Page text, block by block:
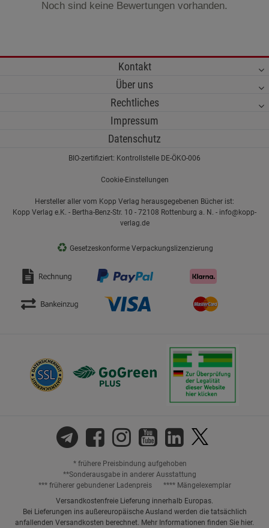
Noch sind keine Bewertungen vorhanden.
Kontakt
Über uns
Rechtliches
Impressum
Datenschutz
BIO-zertifiziert: Kontrollstelle DE-ÖKO-006
Cookie-Einstellungen
Hersteller aller vom Kopp Verlag herausgegebenen Bücher ist:
Kopp Verlag e.K. - Bertha-Benz-Str. 10 - 72108 Rottenburg a. N. - info@kopp-
verlag.de
♻ Gesetzeskonforme Verpackungslizenzierung
* frühere Preisbindung aufgehoben
**Sonderausgabe in anderer Ausstattung
*** früherer gebundener Ladenpreis
**** Mängelexemplar
Versandkostenfreie Lieferung innerhalb Europas.
Bei Lieferungen ins außereuropäische Ausland werden die tatsächlich
anfallenden Versandkosten berechnet. Mehr Informationen finden Sie hier.